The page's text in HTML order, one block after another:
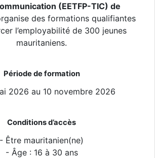
(EETFP-TIC) de
des formations qualifiantes
l’employabilité de 300 jeunes
mauritaniens.
Période de formation
2026 au 10 novembre 2026
Conditions d’accès
- Être mauritanien(ne)
- Âge : 16 à 30 ans